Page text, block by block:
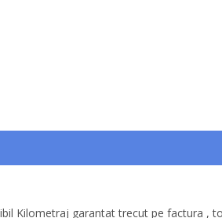
Kilometraj garantat trecut pe factura